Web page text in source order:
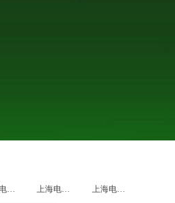
上海电机配件 上海电气防爆系列电机 上海电气永磁电机